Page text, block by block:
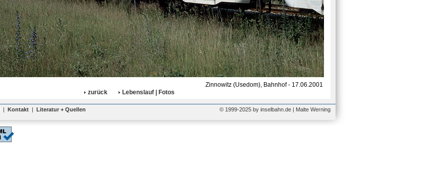
Zinnowitz (Usedom), Bahnhof - 17.06.2001
zurück
Lebenslauf | Fotos
| Kontakt | Literatur + Quellen © 1999-2025 by inselbahn.de | Malte Werning